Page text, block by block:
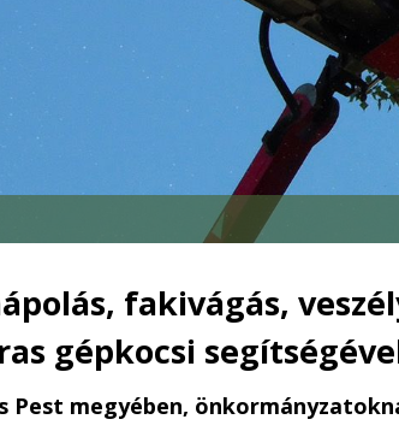
fakivágás,
gépkocsi
Pest megyében, ö